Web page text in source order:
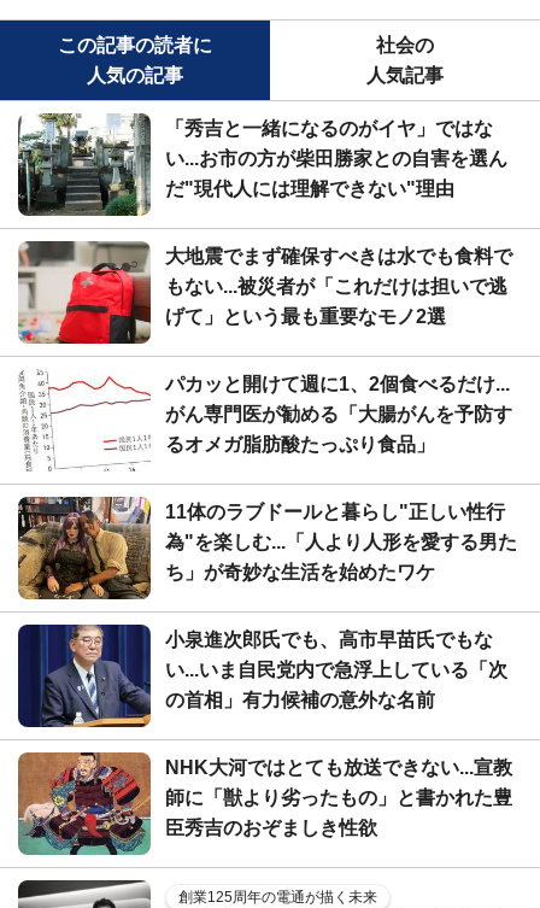
この記事の読者に
人気の記事
社会の
人気記事
「秀吉と一緒になるのがイヤ」ではな
い...お市の方が柴田勝家との自害を選ん
だ"現代人には理解できない"理由
大地震でまず確保すべきは水でも食料で
もない...被災者が「これだけは担いで逃
げて」という最も重要なモノ2選
パカッと開けて週に1、2個食べるだけ...
がん専門医が勧める「大腸がんを予防す
るオメガ脂肪酸たっぷり食品」
11体のラブドールと暮らし"正しい性行
為"を楽しむ...「人より人形を愛する男た
ち」が奇妙な生活を始めたワケ
小泉進次郎氏でも、高市早苗氏でもな
い...いま自民党内で急浮上している「次
の首相」有力候補の意外な名前
NHK大河ではとても放送できない...宣教
師に「獣より劣ったもの」と書かれた豊
臣秀吉のおぞましき性欲
創業125周年の電通が描く未来